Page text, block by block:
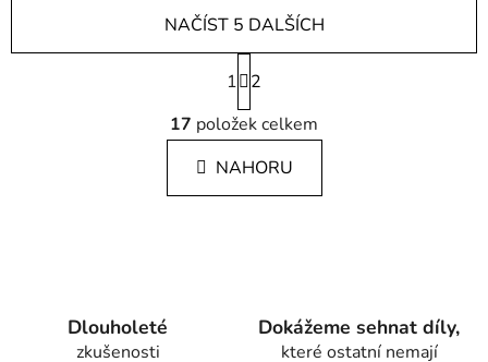
O
v
l
á
d
NAČÍST 5 DALŠÍCH
S
t
r
á
n
k
1
2
17 položek celkem
NAHORU
Dlouholeté
zkušenosti
Dokážeme sehnat díly,
které ostatní nemají